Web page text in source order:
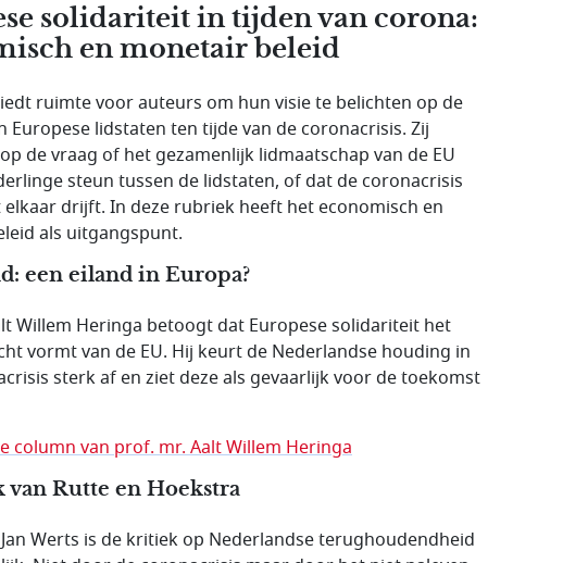
solidariteit in tijden van corona:
en monetair beleid
ruimte voor auteurs om hun visie te belichten op de
Europese lidstaten ten tijde van de coronacrisis. Zij
de vraag of het gezamenlijk lidmaatschap van de EU
steun tussen de lidstaten, of dat de coronacrisis
drijft. In deze rubriek heeft het economisch en
als uitgangspunt.
een eiland in Europa?
Willem Heringa betoogt dat Europese solidariteit het
vormt van de EU. Hij keurt de Nederlandse houding in
sterk af en ziet deze als gevaarlijk voor de toekomst
column van prof. mr. Aalt Willem Heringa
van Rutte en Hoekstra
Werts is de kritiek op Nederlandse terughoudendheid